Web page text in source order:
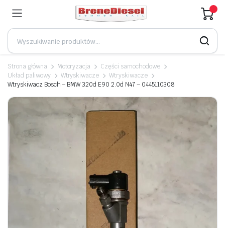
Strona główna Motoryzacja
Części samochodowe
Układ paliwowy
Wtryskiwacze
Wtryskiwacze
Wtryskiwacz Bosch – BMW 320d E90 2.0d N47 – 0445110308